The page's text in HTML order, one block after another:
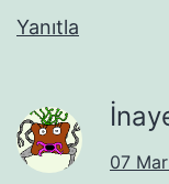
Yanıtla
07